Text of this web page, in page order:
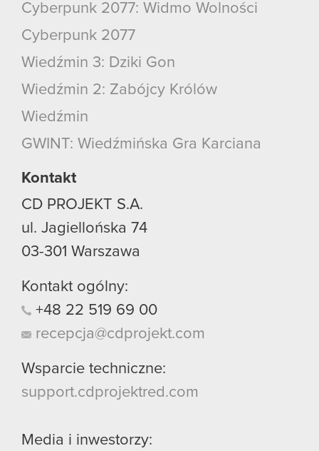
Cyberpunk 2077: Widmo Wolności
Cyberpunk 2077
Wiedźmin 3: Dziki Gon
Wiedźmin 2: Zabójcy Królów
Wiedźmin
GWINT: Wiedźmińska Gra Karciana
Kontakt
CD PROJEKT S.A.
ul. Jagiellońska 74
03-301 Warszawa
Kontakt ogólny:
+48 22 519 69 00
recepcja@cdprojekt.com
Wsparcie techniczne:
support.cdprojektred.com
Media i inwestorzy: